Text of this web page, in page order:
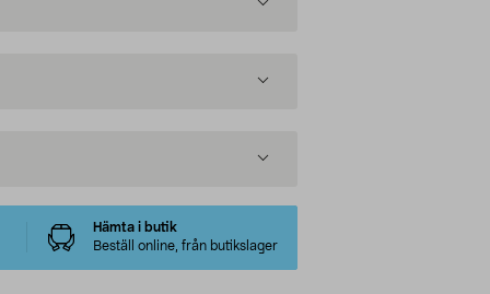
Hämta i butik
Beställ online, från butikslager